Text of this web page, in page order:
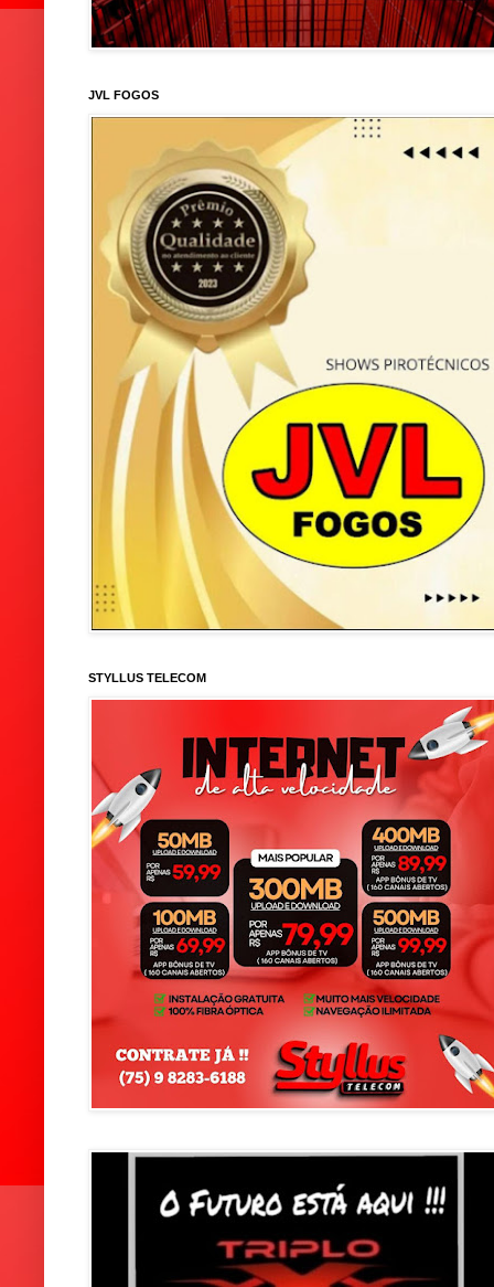
JVL FOGOS
STYLLUS TELECOM